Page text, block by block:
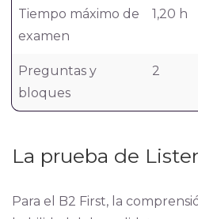
Tiempo máximo de
examen
1,20 h
Preguntas y
bloques
2
La prueba de
Para el B2 First, la